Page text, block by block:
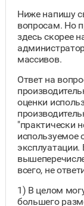
Ниже напишу
вопросам. Но
здесь скорее
массивов.
Ответ на
оценки
"практически
используемое
эксплуатации.
всего, не
1) В целом
большего